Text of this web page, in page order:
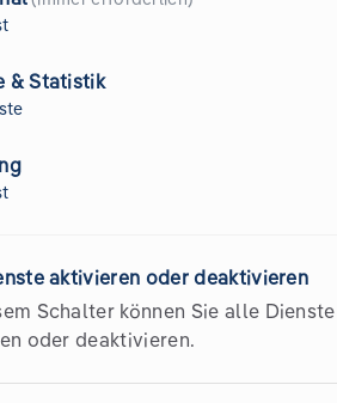
präsentieren wir spielerische
schaffen – im Workshop oder Live-
& Statistik
aktivieren oder deaktivieren
Schalter können Sie alle Dienste
oder deaktivieren.